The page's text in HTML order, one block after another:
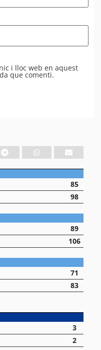
i lloc web en aquest
que comenti.
85
98
89
106
71
83
3
2